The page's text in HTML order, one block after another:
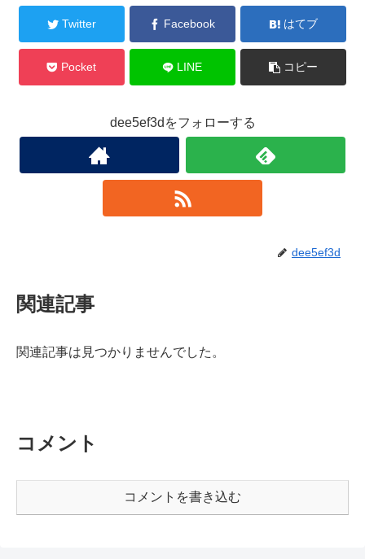
Twitter Facebook はてブ
Pocket LINE コピー
dee5ef3dをフォローする
dee5ef3d
関連記事
関連記事は見つかりませんでした。
コメント
コメントを書き込む